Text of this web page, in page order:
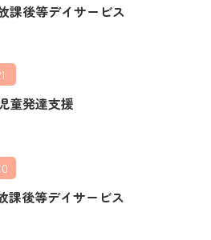
課後等デイサービス
童発達支援
課後等デイサービス